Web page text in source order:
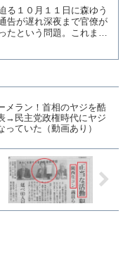
質問内容は含まれて
る１０月１１日に森ゆう
告が遅れ深夜まで官僚が
たという問題。これまで
メラン！首相のヤジを酷
→民主党政権時代にヤジ
っていた（動画あり）